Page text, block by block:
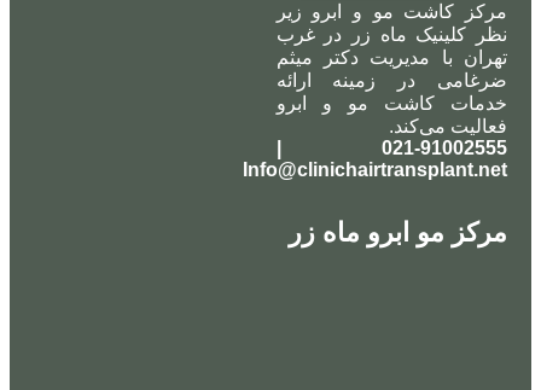
مرکز کاشت مو و ابرو زیر
نظر کلینیک ماه زر در غرب
تهران با مدیریت دکتر میثم
ضرغامی در زمینه ارائه
خدمات کاشت مو و ابرو
فعالیت می‌کند.
Info@clinichairtransplant.net
مرکز مو ابرو ماه زر